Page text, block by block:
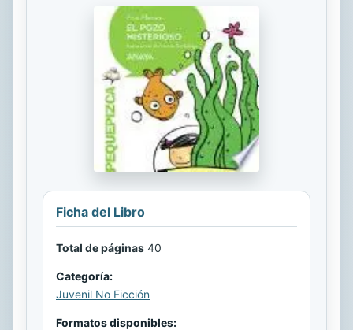
Ficha del Libro
Total de páginas 40
Categoría:
Juvenil No Ficción
Formatos disponibles: